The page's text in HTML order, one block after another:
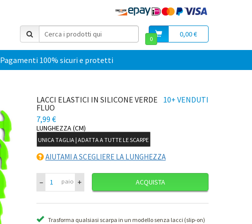
0,00 €
0
Pagamenti 100% sicuri e protetti
10+ VENDUTI
LACCI ELASTICI IN SILICONE VERDE
FLUO
7,99 €
LUNGHEZZA (CM)
UNICA TAGLIA | ADATTA A TUTTE LE SCARPE
AIUTAMI A SCEGLIERE LA LUNGHEZZA
– paio + ACQUISTA
Trasforma qualsiasi scarpa in un modello senza lacci (slip-on)